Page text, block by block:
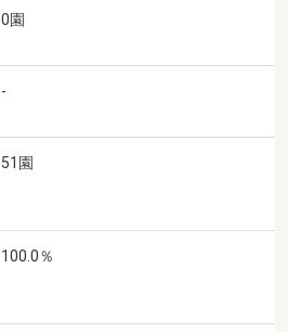
0園
-
51園
100.0％